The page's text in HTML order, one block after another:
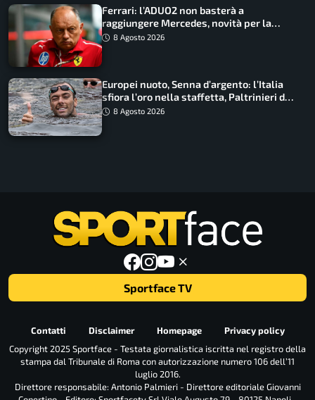
Ferrari: l’ADUO2 non basterà a
raggiungere Mercedes, novità per la
Macarena
8 Agosto 2026
Europei nuoto, Senna d’argento: l’Italia
sfiora l’oro nella staffetta, Paltrinieri da
urlo, il bilancio azzurro
8 Agosto 2026
Sportface TV
Contatti Disclaimer Homepage
Privacy policy
Copyright 2025 Sportface - Testata giornalistica iscritta nel registro della
stampa dal Tribunale di Roma con autorizzazione numero 106 dell’11
luglio 2016.
Direttore responsabile: Antonio Palmieri - Direttore editoriale Giovanni